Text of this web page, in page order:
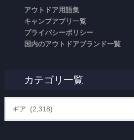
アウトドア用語集
キャンプアプリ一覧
プライバシーポリシー
国内のアウトドアブランド一覧
カテゴリ一覧